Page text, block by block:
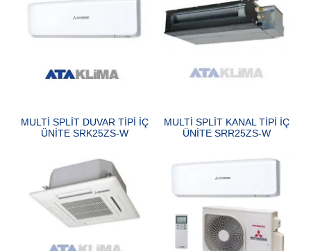
MULTİ SPLİT DUVAR TİPİ İÇ
ÜNİTE SRK25ZS-W
MULTİ SPLİT KANAL TİPİ İÇ
ÜNİTE SRR25ZS-W